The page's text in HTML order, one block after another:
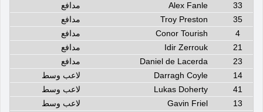
33
Alex Fanle
مدافع
35
Troy Preston
مدافع
4
Conor Tourish
مدافع
21
Idir Zerrouk
مدافع
23
Daniel de Lacerda
مدافع
14
Darragh Coyle
لاعب وسط
41
Lukas Doherty
لاعب وسط
13
Gavin Friel
لاعب وسط